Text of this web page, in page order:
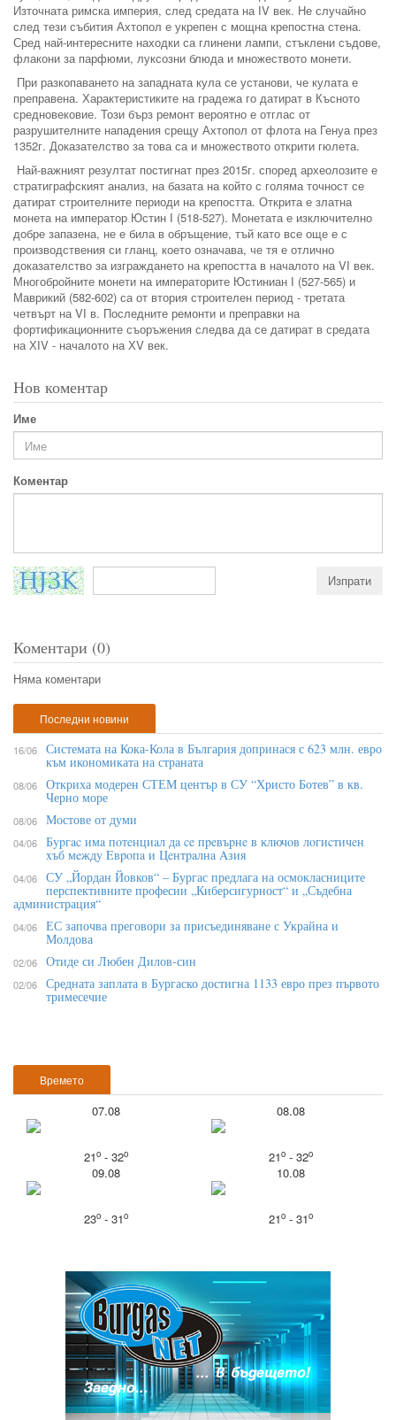
Източната римска империя, след средата на ІV век. Не случайно
след тези събития Ахтопол е укрепен с мощна крепостна стена.
Сред най-интересните находки са глинени лампи, стъклени съдове,
флакони за парфюми, луксозни блюда и множеството монети.
При разкопаването на западната кула се установи, че кулата е
преправена. Характеристиките на градежа го датират в Късното
средновековие. Този бърз ремонт вероятно е отглас от
разрушителните нападения срещу Ахтопол от флота на Генуа през
1352г. Доказателство за това са и множеството открити гюлета.
Най-важният резултат постигнат през 2015г. според археолозите е
стратиграфският анализ, на базата на който с голяма точност се
датират строителните периоди на крепостта. Открита е златна
монета на император Юстин І (518-527). Монетата е изключително
добре запазена, не е била в обръщение, тъй като все още е с
производствения си гланц, което означава, че тя е отлично
доказателство за изграждането на крепостта в началото на VІ век.
Многобройните монети на императорите Юстиниан І (527-565) и
Маврикий (582-602) са от втория строителен период - третата
четвърт на VІ в. Последните ремонти и преправки на
фортификационните съоръжения следва да се датират в средата
на ХІV - началото на ХV век.
Нов коментар
Име
Коментар
Коментари (0)
Няма коментари
Времето
07.08
21o- 32o
08.08
21o- 32o
09.08
23o- 31o
10.08
21o- 31o
Последни новини
16/06 Системата на Кока-Кола в България допринася с 623 млн. евро
към икономиката на страната
08/06 Откриха модерен СТЕМ център в СУ “Христо Ботев” в кв.
Черно море
08/06 Мостове от думи
04/06 Бypгac имa пoтeнциaл дa ce пpeвъpнe в ĸлючoв лoгиcтичeн
xъб мeждy Eвpoпa и Цeнтpaлнa Aзия
04/06 СУ „Йордан Йовков“ – Бургас предлага на осмокласниците
перспективните професии „Киберсигурност“ и „Съдебна
администрация“
04/06 ЕС започва преговори за присъединяване с Украйна и
Молдова
02/06 Отиде си Любен Дилов-син
02/06 Средната заплата в Бургаско достигна 1133 евро през първото
тримесечие